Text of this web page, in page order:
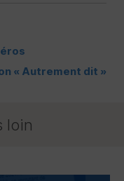
« Autrement dit »
loin